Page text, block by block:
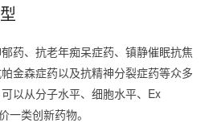
药、抗老年痴呆症药、镇静催眠抗焦
金森症药以及抗精神分裂症药等众多
以从分子水平、细胞水平、Ex
一类创新药物。